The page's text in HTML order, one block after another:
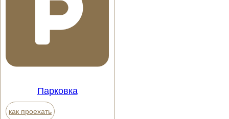
Парковка
как проехать